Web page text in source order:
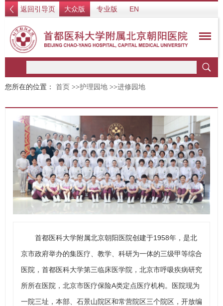
返回引导页 大众版 专业版 EN
您所在的位置： 首页 >>护理园地 >>进修园地
首都医科大学附属北京朝阳医院创建于1958年，是北
京市政府举办的集医疗、教学、科研为一体的三级甲等综合
医院，首都医科大学第三临床医学院，北京市呼吸疾病研究
所所在医院，北京市医疗保险A类定点医疗机构。医院现为
一院三址，本部、石景山院区和常营院区三个院区，开放编